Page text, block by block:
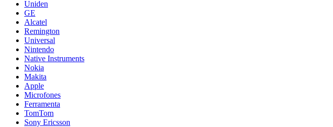
Uniden
GE
Alcatel
Remington
Universal
Nintendo
Native Instruments
Nokia
Makita
Apple
Microfones
Ferramenta
TomTom
Sony Ericsson